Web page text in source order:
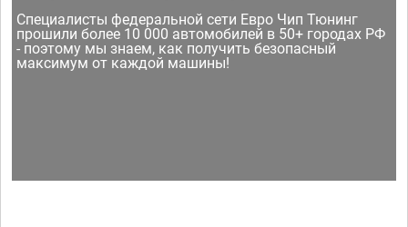
Специалисты федеральной сети Евро Чип Тюнинг
прошили более 10 000 автомобилей в 50+ городах РФ
- поэтому мы знаем, как получить безопасный
максимум от каждой машины!